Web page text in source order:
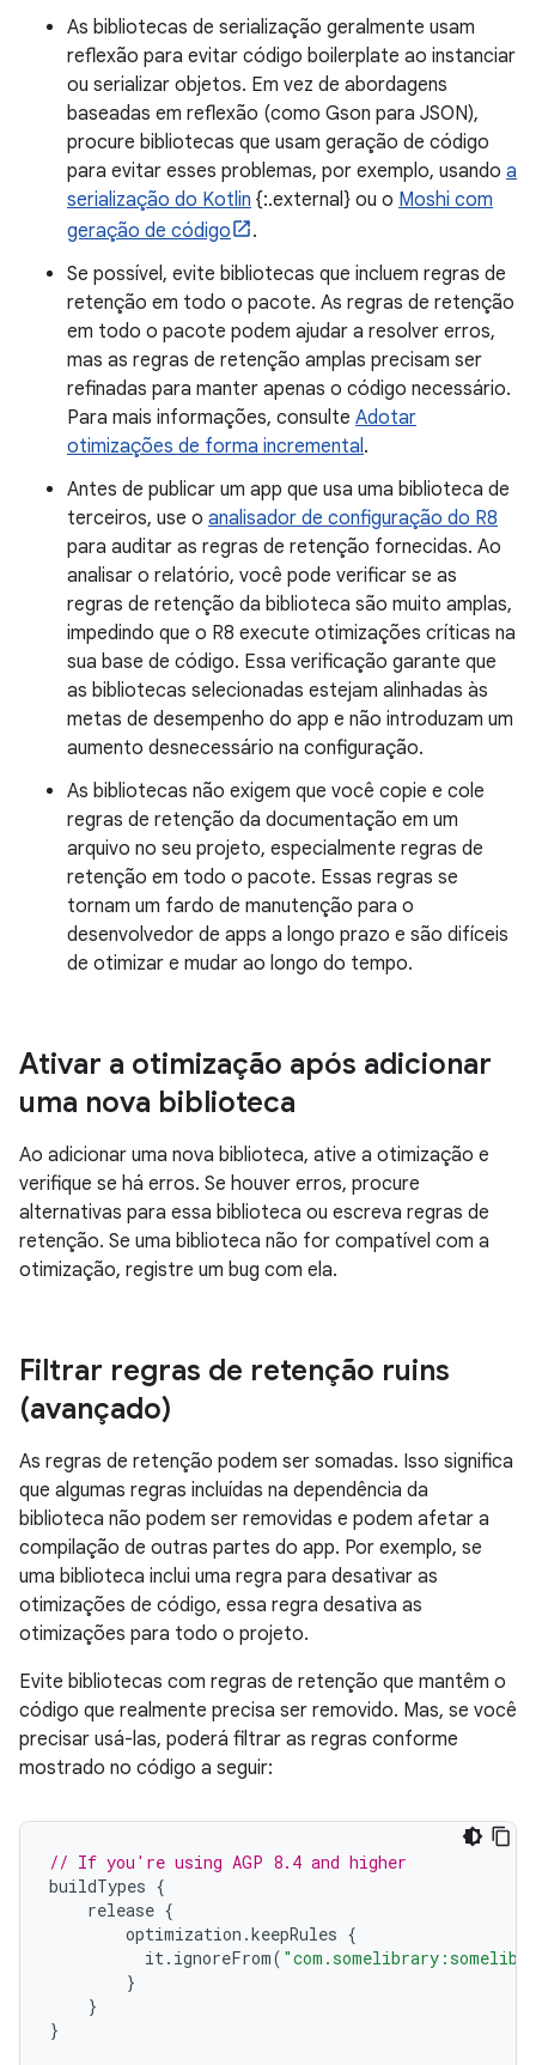
As bibliotecas de serialização geralmente usam
reflexão para evitar código boilerplate ao instanciar
ou serializar objetos. Em vez de abordagens
baseadas em reflexão (como Gson para JSON),
procure bibliotecas que usam geração de código
para evitar esses problemas, por exemplo, usando a
serialização do Kotlin {:.external} ou o Moshi com
geração de código
.
Se possível, evite bibliotecas que incluem regras de
retenção em todo o pacote. As regras de retenção
em todo o pacote podem ajudar a resolver erros,
mas as regras de retenção amplas precisam ser
refinadas para manter apenas o código necessário.
Para mais informações, consulte Adotar
otimizações de forma incremental.
Antes de publicar um app que usa uma biblioteca de
terceiros, use o analisador de configuração do R8
para auditar as regras de retenção fornecidas. Ao
analisar o relatório, você pode verificar se as
regras de retenção da biblioteca são muito amplas,
impedindo que o R8 execute otimizações críticas na
sua base de código. Essa verificação garante que
as bibliotecas selecionadas estejam alinhadas às
metas de desempenho do app e não introduzam um
aumento desnecessário na configuração.
As bibliotecas não exigem que você copie e cole
regras de retenção da documentação em um
arquivo no seu projeto, especialmente regras de
retenção em todo o pacote. Essas regras se
tornam um fardo de manutenção para o
desenvolvedor de apps a longo prazo e são difíceis
de otimizar e mudar ao longo do tempo.
Ativar a otimização após adicionar
uma nova biblioteca
Ao adicionar uma nova biblioteca, ative a otimização e
verifique se há erros. Se houver erros, procure
alternativas para essa biblioteca ou escreva regras de
retenção. Se uma biblioteca não for compatível com a
otimização, registre um bug com ela.
Filtrar regras de retenção ruins
(avançado)
As regras de retenção podem ser somadas. Isso significa
que algumas regras incluídas na dependência da
biblioteca não podem ser removidas e podem afetar a
compilação de outras partes do app. Por exemplo, se
uma biblioteca inclui uma regra para desativar as
otimizações de código, essa regra desativa as
otimizações para todo o projeto.
Evite bibliotecas com regras de retenção que mantêm o
código que realmente precisa ser removido. Mas, se você
precisar usá-las, poderá filtrar as regras conforme
mostrado no código a seguir:
// If you're using AGP 8.4 and higher
buildTypes {
release {
optimization .keepRules {
it. ignoreFrom(
}
}
}